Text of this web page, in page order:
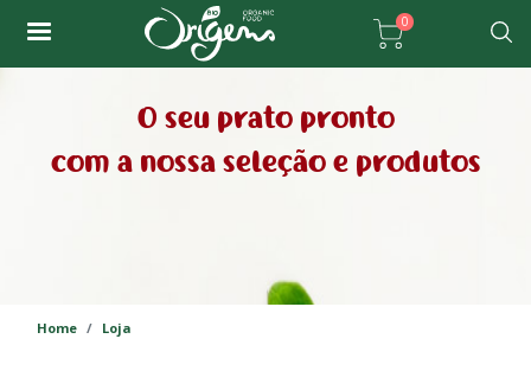
Passar
para
o
conteúdo
principal
0
O seu prato pronto
com a nossa seleção e produtos
Home Loja